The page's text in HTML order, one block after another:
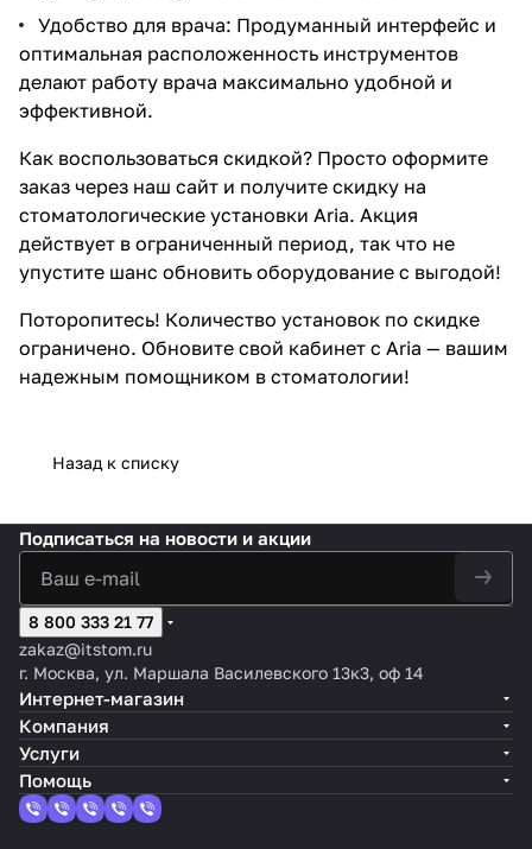
Удобство для врача: Продуманный интерфейс и
оптимальная расположенность инструментов
делают работу врача максимально удобной и
эффективной.
Как воспользоваться скидкой? Просто оформите
заказ через наш сайт и получите скидку на
стоматологические установки Aria. Акция
действует в ограниченный период, так что не
упустите шанс обновить оборудование с выгодой!
Поторопитесь! Количество установок по скидке
ограничено. Обновите свой кабинет с Aria — вашим
надежным помощником в стоматологии!
Назад к списку
Подписаться на новости и акции
8 800 333 21 77
zakaz@itstom.ru
г. Москва, ул. Маршала Василевского 13к3, оф 14
Интернет-магазин
Компания
Услуги
Помощь